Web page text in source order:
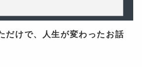
だけで、人生が変わったお話